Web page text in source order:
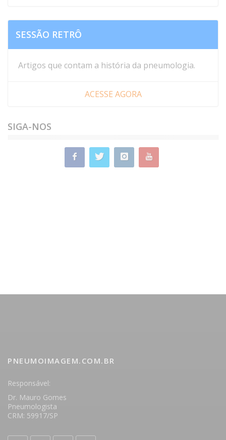
SESSÃO RETRÔ
Artigos que contam a história da pneumologia.
ACESSE AGORA
SIGA-NOS
PNEUMOIMAGEM.COM.BR
Responsável:
Dr. Mauro Gomes
Pneumologista
CRM: 59917/SP